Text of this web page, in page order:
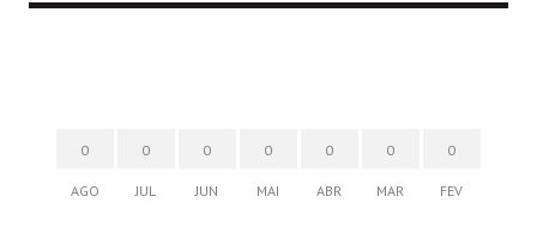
0
AGO
0
JUL
0
JUN
0
MAI
0
ABR
0
MAR
0
FEV